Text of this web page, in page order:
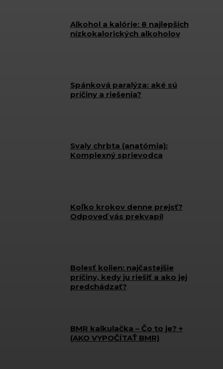
Alkohol a kalórie: 8 najlepších
nízkokalorických alkoholov
Spánková paralýza: aké sú
príčiny a riešenia?
Svaly chrbta (anatómia):
Komplexný sprievodca
Koľko krokov denne prejsť?
Odpoveď vás prekvapí!
Bolesť kolien: najčastejšie
príčiny, kedy ju riešiť a ako jej
predchádzať?
BMR kalkulačka – Čo to je? +
(AKO VYPOČÍTAŤ BMR)